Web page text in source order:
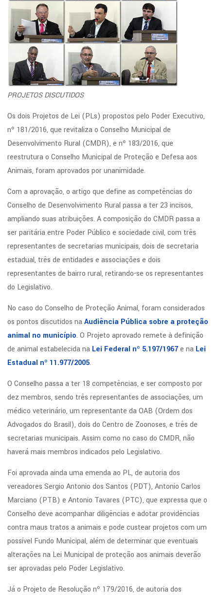
PROJETOS DISCUTIDOS
Os dois Projetos de Lei (PLs) propostos pelo Poder Executivo,
nº 181/2016, que revitaliza o Conselho Municipal de
Desenvolvimento Rural (CMDR), e nº 183/2016, que
reestrutura o Conselho Municipal de Proteção e Defesa aos
Animais, foram aprovados por unanimidade.
Com a aprovação, o artigo que define as competências do
Conselho de Desenvolvimento Rural passa a ter 23 incisos,
ampliando suas atribuições. A composição do CMDR passa a
ser paritária entre Poder Público e sociedade civil, com três
representantes de secretarias municipais, dois de secretaria
estadual, três de entidades e associações e dois
representantes de bairro rural, retirando-se os representantes
do Legislativo.
No caso do Conselho de Proteção Animal, foram considerados
os pontos discutidos naAudiência Pública sobre a proteção
animal no município. O Projeto aprovado remete à definição
de animal estabelecida na Lei Federal nº 5.197/1967e na Lei
Estadual nº 11.977/2005.
O Conselho passa a ter 18 competências, e ser composto por
dez membros, sendo três representantes de associações, um
médico veterinário, um representante da OAB (Ordem dos
Advogados do Brasil), dois do Centro de Zoonoses, e três de
secretarias municipais. Assim como no caso do CMDR, não
haverá mais membros indicados pelo Legislativo.
Foi aprovada ainda uma emenda ao PL, de autoria dos
vereadores Sergio Antonio dos Santos (PDT), Antonio Carlos
Marciano (PTB) e Antonio Tavares (PTC), que expressa que o
Conselho deve acompanhar diligências e adotar providências
contra maus tratos a animais e pode custear projetos com um
possível Fundo Municipal, além de determinar que eventuais
alterações na Lei Municipal de proteção aos animais deverão
ser aprovadas pelo Poder Legislativo.
Já o Projeto de Resolução nº 179/2016, de autoria dos